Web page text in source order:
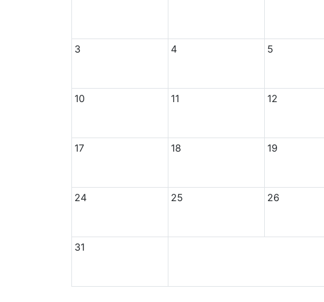
3 4 5
10 11 12
17 18 19
24 25 26
31